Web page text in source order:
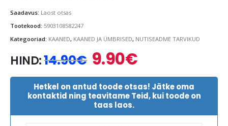
Saadavus: Laost otsas
Tootekood: 5903108582247
Kategooriad: KAANED, KAANED JA ÜMBRISED, NUTISEADME TARVIKUD
HIND:14.90€ Algne
hind
oli:
14.90€.
9.90€Praegune
on:
9.90€.
Hetkel on antud toode otsas! Jätke oma
kontaktid ning teavitame Teid, kui toode on
taas laos.